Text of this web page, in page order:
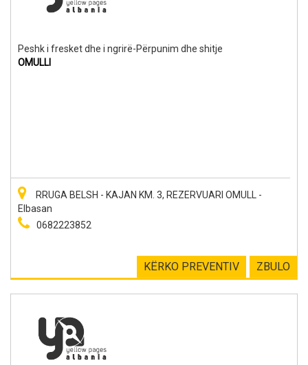
Peshk i fresket dhe i ngrirë-Përpunim dhe shitje
OMULLI
RRUGA BELSH - KAJAN KM. 3, REZERVUARI OMULL -
Elbasan
0682223852
ZBULO
KËRKO PREVENTIV